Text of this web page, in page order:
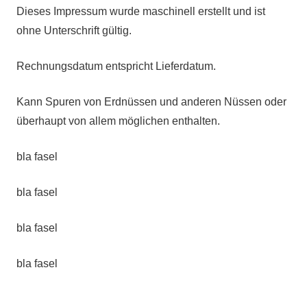
Dieses Impressum wurde maschinell erstellt und ist
ohne Unterschrift gültig.
Rechnungsdatum entspricht Lieferdatum.
Kann Spuren von Erdnüssen und anderen Nüssen oder
überhaupt von allem möglichen enthalten.
bla fasel
bla fasel
bla fasel
bla fasel